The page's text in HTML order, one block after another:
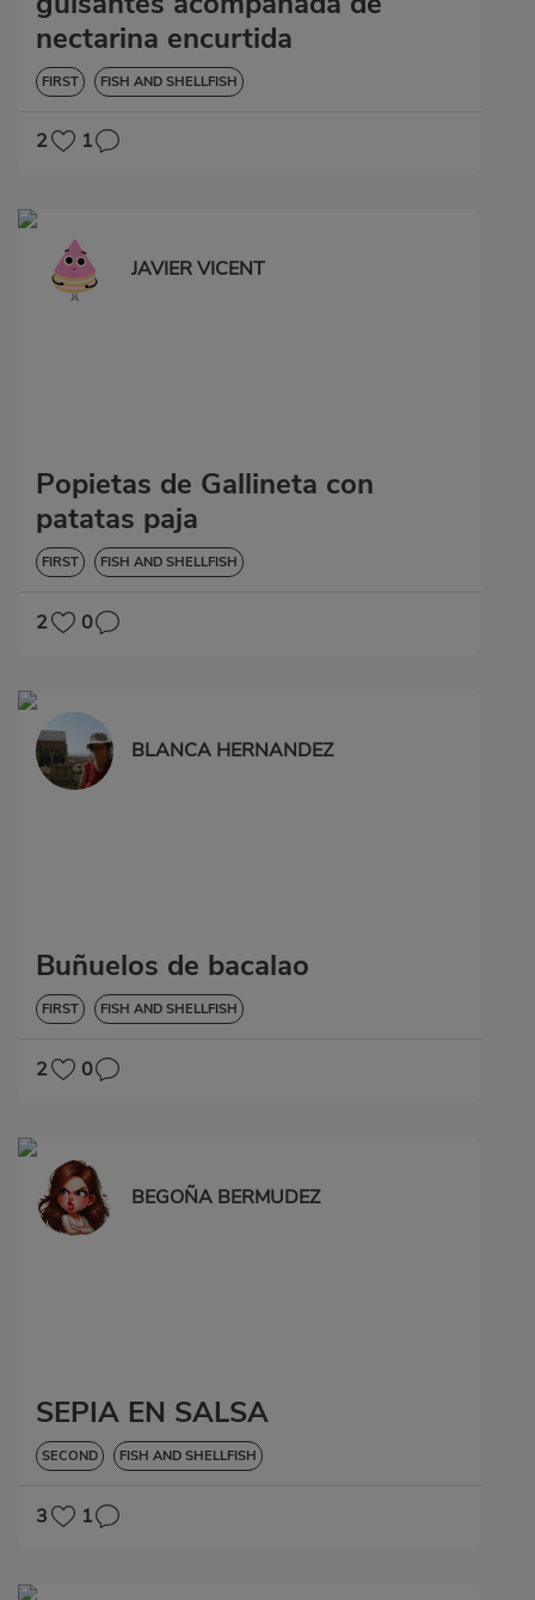
nectarina encurtida
FIRST FISH AND SHELLFISH
2 1
JAVIER VICENT
Popietas de Gallineta con
patatas paja
FIRST FISH AND SHELLFISH
2 0
BLANCA HERNANDEZ
Buñuelos de bacalao
FIRST FISH AND SHELLFISH
2 0
BEGOÑA BERMUDEZ
SEPIA EN SALSA
SECOND FISH AND SHELLFISH
3 1